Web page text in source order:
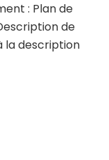
: Plan de
de
la description